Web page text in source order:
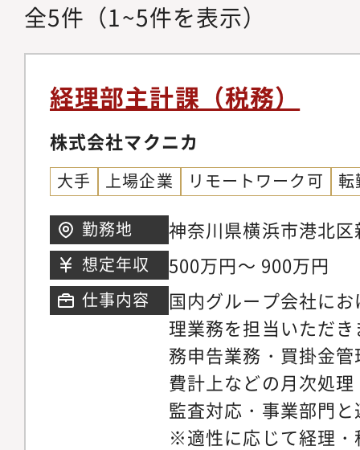
全5件 （1~5件を表示）
経理部主計課（税務）
株式会社マクニカ
大手 上場企業 リモートワーク可 転
勤務地
神奈川県横浜市港北
第1ビル
想定年収 500万円～ 900万円
仕事内容
国内グループ会社に
理業務を担当いただ
務申告業務・買掛金
費計上などの月次処
監査対応・事業部門
※適性に応じて経理